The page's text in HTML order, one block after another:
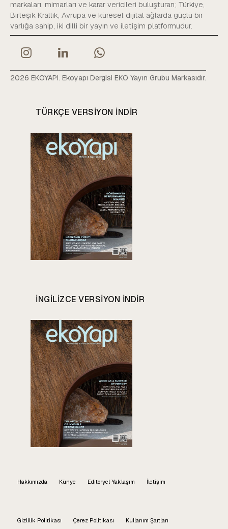
markaları, mimarları ve karar vericileri buluşturan; Türkiye,
Birleşik Krallık, Avrupa ve küresel dijital ağlarda güçlü bir
varlığa sahip, iki dilli bir yayın ve iletişim platformudur.
2026 EKOYAPI. Ekoyapı Dergisi EKO Yayın Grubu Markasıdır.
TÜRKÇE VERSIYON INDIR
INGILIZCE VERSIYON INDIR
Hakkımızda Künye Editoryel Yaklaşım İletişim
Gizlilik Politikası Çerez Politikası Kullanım Şartları